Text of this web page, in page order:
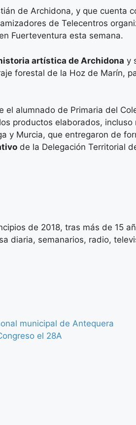
de Archidona, y que cuenta
de Telecentros
Fuerteventura esta semana.
artística de Archidona y
forestal de la Hoz de Marín,
alumnado de Primaria del
productos elaborados,
y Murcia, que entregaron de
de la Delegación Territorial
de 2018, tras más de 15
diaria, semanarios, radio,
municipal de Antequera
el 28A